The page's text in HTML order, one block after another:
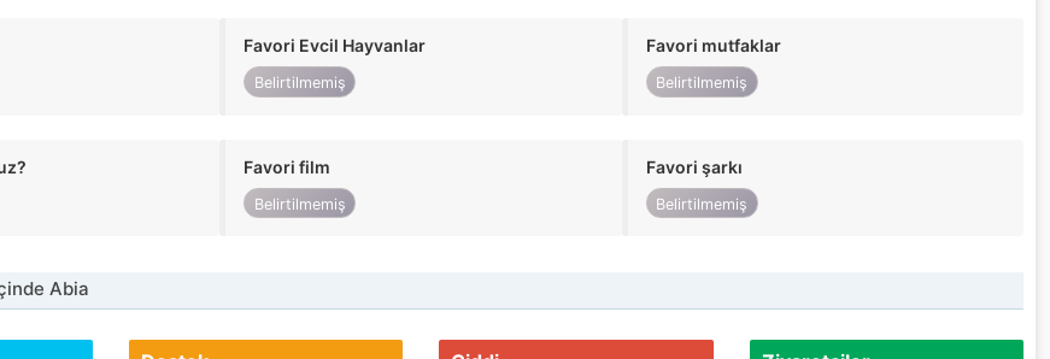
Favori Evcil Hayvanlar
Belirtilmemiş
Favori mutfaklar
Belirtilmemiş
Favori film
Belirtilmemiş
Favori şarkı
Belirtilmemiş
Abia